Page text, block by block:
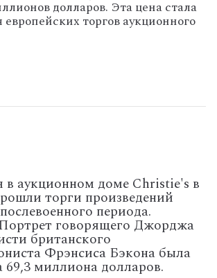
долларов. Эта цена стала
торгов аукционного
в аукционном доме Christie's в
торги произведений
периода.
говорящего Джорджа
британского
Фрэнсиса Бэкона была
69,3 миллиона долларов.